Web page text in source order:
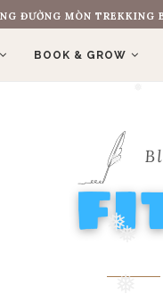
❅
❅
ĐƯỜNG MÒN TREKKING
BOOK & GROW